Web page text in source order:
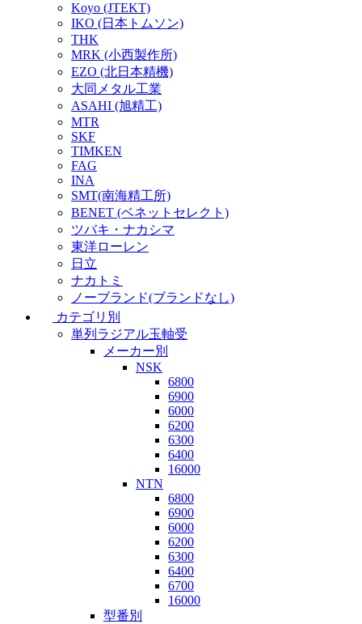
Koyo (JTEKT)
IKO (日本トムソン)
THK
MRK (小西製作所)
EZO (北日本精機)
大同メタル工業
ASAHI (旭精工)
MTR
SKF
TIMKEN
FAG
INA
SMT(南海精工所)
BENET (ベネットセレクト)
ツバキ・ナカシマ
東洋ローレン
日立
ナカトミ
ノーブランド(ブランドなし)
カテゴリ別
単列ラジアル玉軸受
メーカー別
NSK
6800
6900
6000
6200
6300
6400
16000
NTN
6800
6900
6000
6200
6300
6400
6700
16000
型番別